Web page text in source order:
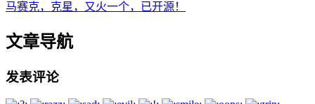
马赛克，克星，又火一个，已开源！
文章导航
发表评论